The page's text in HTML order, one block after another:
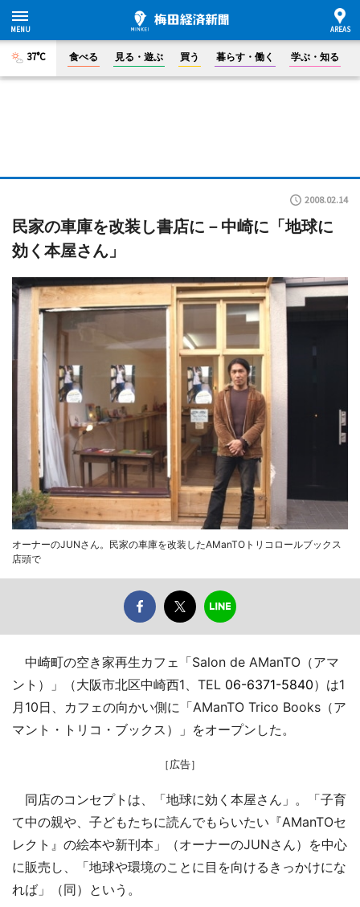
37°C 食べる 見る・遊ぶ 買う 暮らす・働く 学ぶ・知る
2008.02.14
民家の車庫を改装し書店に－中崎に「地球に
効く本屋さん」
オーナーのJUNさん。民家の車庫を改装したAManTOトリコロールブックス
店頭で
中崎町の空き家再生カフェ「Salon de AManTO（アマ
ント）」（大阪市北区中崎西1、TEL 06-6371-5840）は1
月10日、カフェの向かい側に「AManTO Trico Books（ア
マント・トリコ・ブックス）」をオープンした。
［広告］
同店のコンセプトは、「地球に効く本屋さん」。「子育
て中の親や、子どもたちに読んでもらいたい『AManTOセ
レクト』の絵本や新刊本」（オーナーのJUNさん）を中心
に販売し、「地球や環境のことに目を向けるきっかけにな
れば」（同）という。